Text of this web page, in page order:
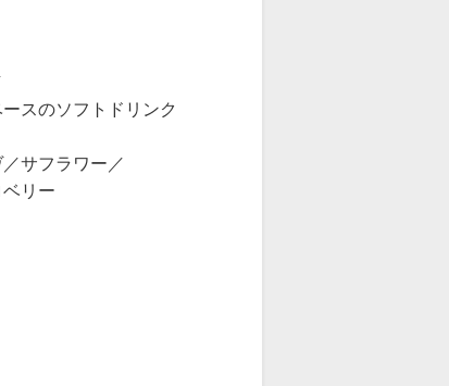
スのソフトドリンク
サフラワー／
リー